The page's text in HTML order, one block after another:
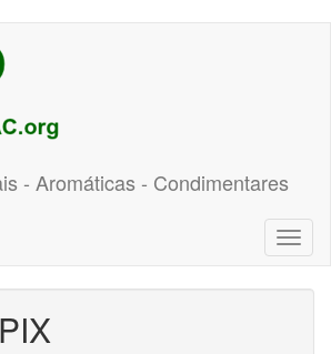
- Aromáticas - Condimentares